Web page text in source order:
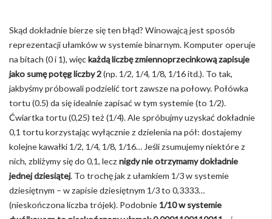
Skąd dokładnie bierze się ten błąd? Winowajcą jest sposób
reprezentacji ułamków w systemie binarnym. Komputer operuje
na bitach (0 i 1), więckażdą liczbę zmiennoprzecinkową zapisuje
jako sumę potęg liczby 2(np. 1/2, 1/4, 1/8, 1/16 itd.). To tak,
jakbyśmy próbowali podzielić tort zawsze na połowy. Połówka
tortu (0.5) da się idealnie zapisać w tym systemie (to 1/2).
Ćwiartka tortu (0,25) też (1/4). Ale spróbujmy uzyskać dokładnie
0,1 tortu korzystając wyłącznie z dzielenia na pół: dostajemy
kolejne kawałki 1/2, 1/4, 1/8, 1/16… Jeśli zsumujemy niektóre z
nich, zbliżymy się do 0,1, lecz nigdy nie otrzymamy dokładnie
jednej dziesiątej. To trochę jak z ułamkiem 1/3 w systemie
dziesiętnym – w zapisie dziesiętnym 1/3 to 0,3333…
(nieskończona liczba trójek). Podobnie 1/10 w systemie